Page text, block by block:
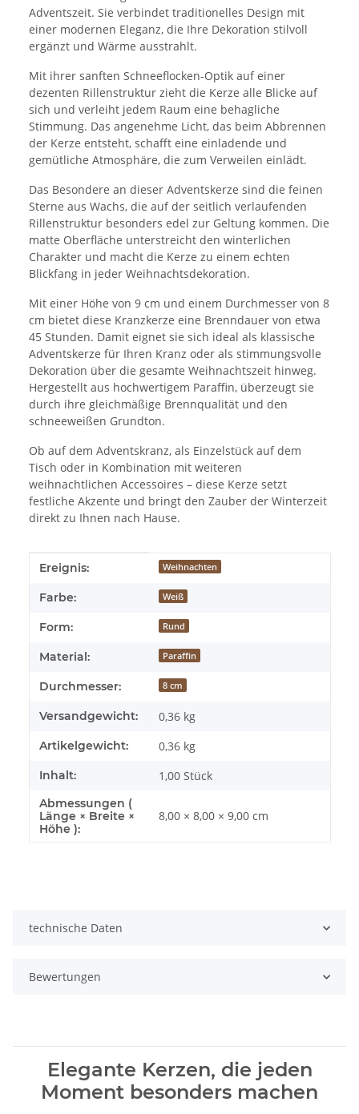
Adventszeit. Sie verbindet traditionelles Design mit
einer modernen Eleganz, die Ihre Dekoration stilvoll
ergänzt und Wärme ausstrahlt.
Mit ihrer sanften Schneeflocken-Optik auf einer
dezenten Rillenstruktur zieht die Kerze alle Blicke auf
sich und verleiht jedem Raum eine behagliche
Stimmung. Das angenehme Licht, das beim Abbrennen
der Kerze entsteht, schafft eine einladende und
gemütliche Atmosphäre, die zum Verweilen einlädt.
Das Besondere an dieser Adventskerze sind die feinen
Sterne aus Wachs, die auf der seitlich verlaufenden
Rillenstruktur besonders edel zur Geltung kommen. Die
matte Oberfläche unterstreicht den winterlichen
Charakter und macht die Kerze zu einem echten
Blickfang in jeder Weihnachtsdekoration.
Mit einer Höhe von 9 cm und einem Durchmesser von 8
cm bietet diese Kranzkerze eine Brenndauer von etwa
45 Stunden. Damit eignet sie sich ideal als klassische
Adventskerze für Ihren Kranz oder als stimmungsvolle
Dekoration über die gesamte Weihnachtszeit hinweg.
Hergestellt aus hochwertigem Paraffin, überzeugt sie
durch ihre gleichmäßige Brennqualität und den
schneeweißen Grundton.
Ob auf dem Adventskranz, als Einzelstück auf dem
Tisch oder in Kombination mit weiteren
weihnachtlichen Accessoires – diese Kerze setzt
festliche Akzente und bringt den Zauber der Winterzeit
direkt zu Ihnen nach Hause.
Produkteigenschaft
Wert
Ereignis: Weihnachten
Farbe: Weiß
Form: Rund
Material: Paraffin
Durchmesser: 8 cm
Versandgewicht: 0,36 kg
Artikelgewicht: 0,36 kg
Inhalt: 1,00 Stück
Abmessungen (
Länge × Breite ×
Höhe ):
8,00 × 8,00 × 9,00 cm
technische Daten
Bewertungen
Elegante Kerzen, die jeden
Moment besonders machen